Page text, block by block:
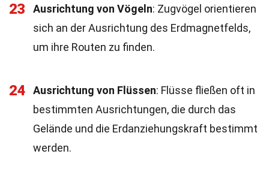
23 Ausrichtung von Vögeln: Zugvögel orientieren
sich an der Ausrichtung des Erdmagnetfelds,
um ihre Routen zu finden.
24 Ausrichtung von Flüssen: Flüsse fließen oft in
bestimmten Ausrichtungen, die durch das
Gelände und die Erdanziehungskraft bestimmt
werden.